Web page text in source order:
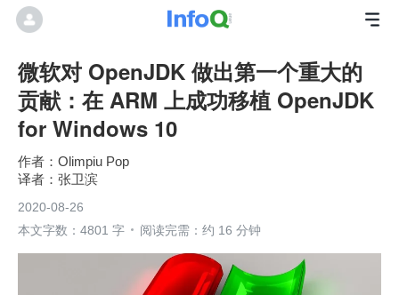
微软对 OpenJDK 做出第一个重大的
贡献：在 ARM 上成功移植 OpenJDK
for Windows 10
Olimpiu Pop
张卫滨
2020-08-26
本文字数：4801 字
阅读完需：约 16 分钟